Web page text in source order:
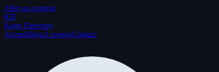
Aller au contenu
KD
Kotor Directory
AccueilBlogÀ proposContact